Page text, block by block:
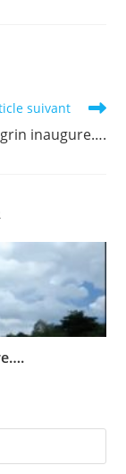
suivant
inaugure….